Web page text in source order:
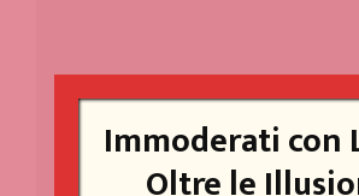
Immoderati con
Oltre le